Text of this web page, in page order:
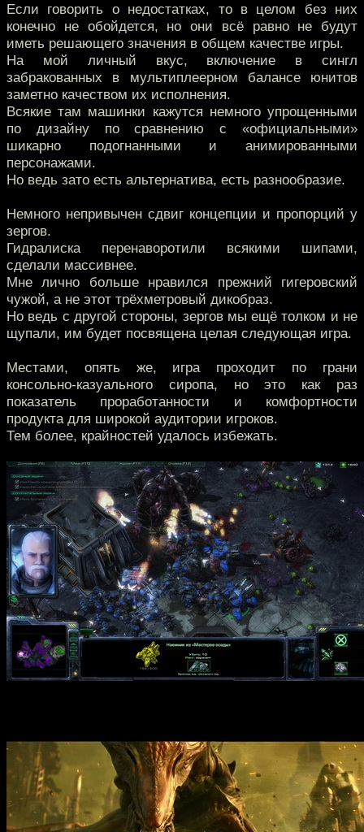
Если говорить о недостатках, то в целом без них
конечно не обойдется, но они всё равно не будут
иметь решающего значения в общем качестве игры.
На мой личный вкус, включение в сингл
забракованных в мультиплеерном балансе юнитов
заметно качеством их исполнения.
Всякие там машинки кажутся немного упрощенными
по дизайну по сравнению с «официальными»
шикарно подогнанными и анимированными
персонажами.
Но ведь зато есть альтернатива, есть разнообразие.
Немного непривычен сдвиг концепции и пропорций у
зергов.
Гидралиска перенаворотили всякими шипами,
сделали массивнее.
Мне лично больше нравился прежний гигеровский
чужой, а не этот трёхметровый дикобраз.
Но ведь с другой стороны, зергов мы ещё толком и не
щупали, им будет посвящена целая следующая игра.
Местами, опять же, игра проходит по грани
консольно-казуального сиропа, но это как раз
показатель проработанности и комфортности
продукта для широкой аудитории игроков.
Тем более, крайностей удалось избежать.